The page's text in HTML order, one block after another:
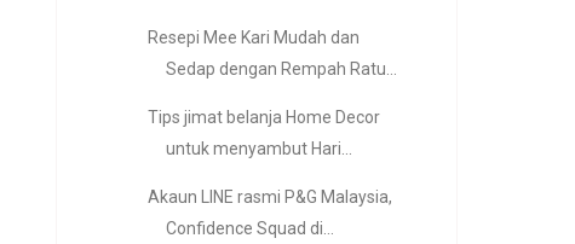
Resepi Mee Kari Mudah dan
Sedap dengan Rempah Ratu...
Tips jimat belanja Home Decor
untuk menyambut Hari...
Akaun LINE rasmi P&G Malaysia,
Confidence Squad di...